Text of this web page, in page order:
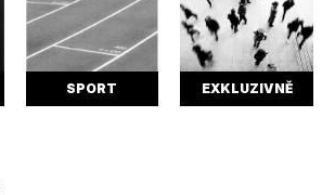
SPORT EXKLUZIVNĚ